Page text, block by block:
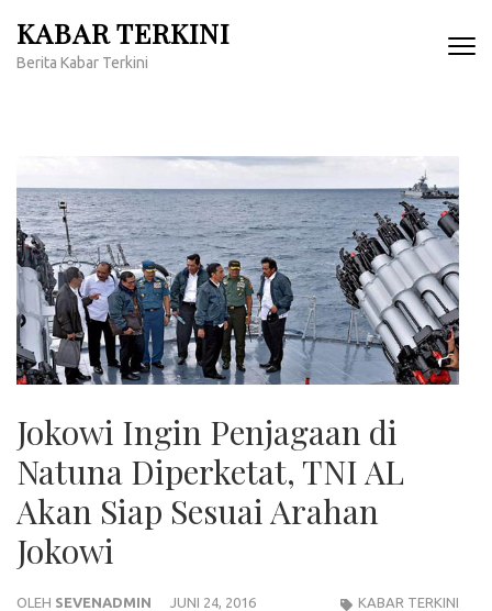
konten
KABAR TERKINI
Berita Kabar Terkini
Jokowi Ingin Penjagaan di
Natuna Diperketat, TNI AL
Akan Siap Sesuai Arahan
Jokowi
OLEH SEVENADMIN JUNI 24, 2016 KABAR TERKINI